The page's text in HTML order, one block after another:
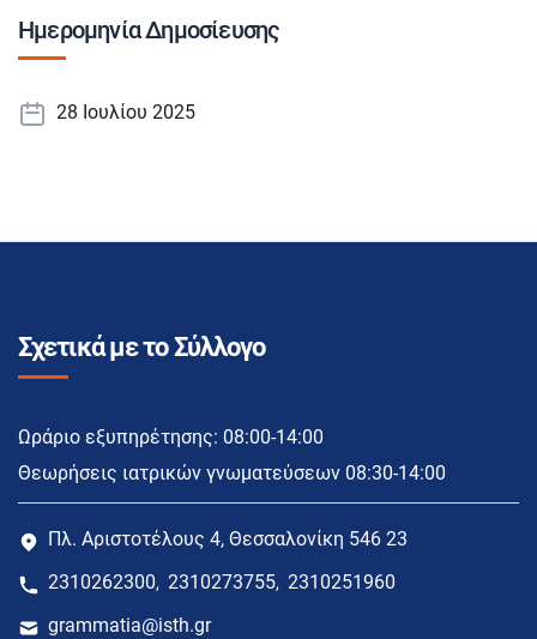
Ημερομηνία Δημοσίευσης
28 Ιουλίου 2025
Σχετικά με το Σύλλογο
Ωράριο εξυπηρέτησης: 08:00-14:00
Θεωρήσεις ιατρικών γνωματεύσεων 08:30-14:00
Πλ. Αριστοτέλους 4, Θεσσαλονίκη 546 23
2310262300, 2310273755, 2310251960
grammatia@isth.gr